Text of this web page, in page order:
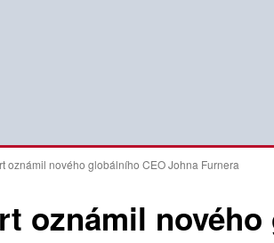
oznámil nového globálního CEO Johna Furnera
oznámil